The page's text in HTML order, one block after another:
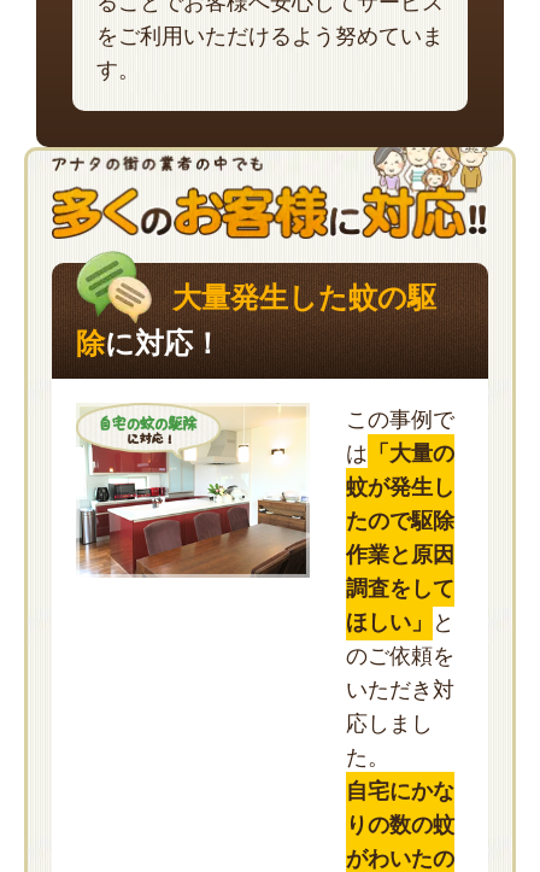
をご利用いただけるよう努めていま
す。
大量発生した蚊の駆
除に対応！
この事例で
は 「大量の
蚊が発生し
たので駆除
作業と原因
調査をして
ほしい」
と
のご依頼を
いただき対
応しまし
た。
自宅にかな
りの数の蚊
がわいたの